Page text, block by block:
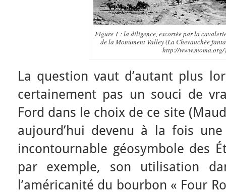
Figure 1 : la diligence, escortée par la
de la Monument Valley (La Chevauchée
http://www.moma.org/)
La question vaut d’autant plus
certainement pas un souci de
Ford dans le choix de ce site
aujourd’hui devenu à la fois
incontournable géosymbole des
par exemple, son utilisation
l’américanité du bourbon « Four